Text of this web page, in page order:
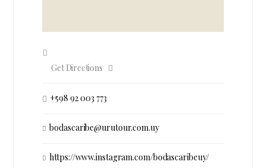
Get Directions
+598 92 003 773
bodascaribe@urutour.com.uy
https://www.instagram.com/bodascaribeuy/